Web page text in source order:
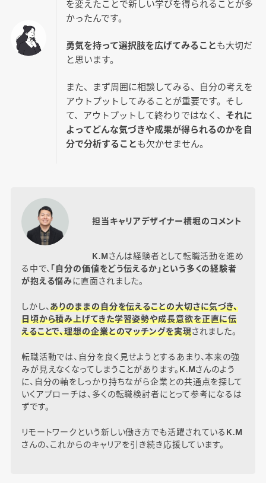
を変えたことで新しい学びを得られることが多
かったんです。
勇気を持って選択肢を広げてみることも大切だ
と思います。
また、まず周囲に相談してみる、自分の考えを
アウトプットしてみることが重要です。そし
て、アウトプットして終わりではなく、 それに
よってどんな気づきや成果が得られるのかを自
分で分析することも欠かせません。
担当キャリアデザイナー横堀のコメント
K.Mさんは経験者として転職活動を進め
る中で、 「自分の価値をどう伝えるか」という多くの経験者
が抱える悩みに直面されました。
しかし、ありのままの自分を伝えることの大切さに気づき、
日頃から積み上げてきた学習姿勢や成長意欲を正直に伝
えることで、理想の企業とのマッチングを実現されました。
転職活動では、自分を良く見せようとするあまり、本来の強
みが見えなくなってしまうことがあります。K.Mさんのよう
に、自分の軸をしっかり持ちながら企業との共通点を探して
いくアプローチは、多くの転職検討者にとって参考になるは
ずです。
リモートワークという新しい働き方でも活躍されているK.M
さんの、これからのキャリアを引き続き応援しています。